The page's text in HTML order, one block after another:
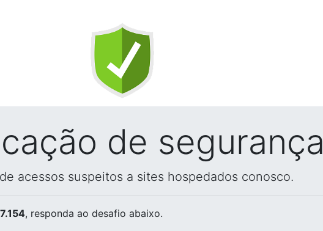
de segurança
acessos suspeitos a sites hospedados conosco.
, responda ao desafio abaixo.